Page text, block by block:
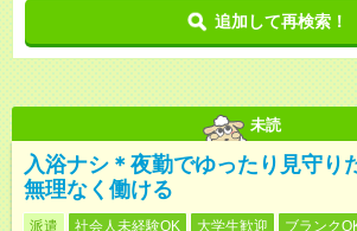
追加して再検索！
未読
入浴ナシ＊夜勤でゆったり見守り
無理なく働ける
派遣 社会人未経験OK 大学生歓迎 ブランク